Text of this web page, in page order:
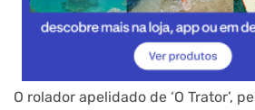
O rolador apelidado de ‘O Trator’,